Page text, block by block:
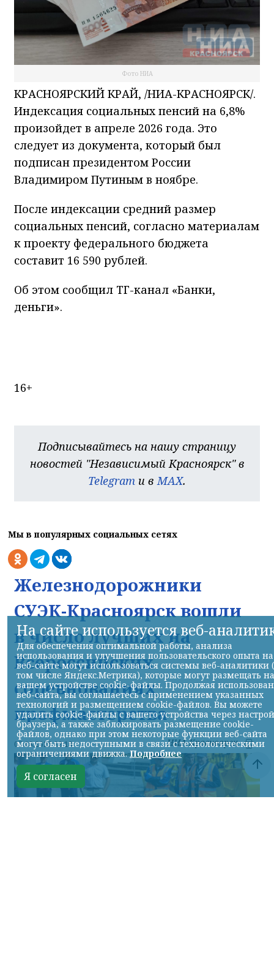
Фото НИА
КРАСНОЯРСКИЙ КРАЙ, /НИА-КРАСНОЯРСК/.
Индексация социальных пенсий на 6,8%
произойдет в апреле 2026 года. Это
следует из документа, который был
подписан президентом России
Владимиром Путиным в ноябре.
После индексации средний размер
социальных пенсий, согласно материалам
к проекту федерального бюджета
составит 16 590 рублей.
Об этом сообщил ТГ-канал «Банки,
деньги».
16+
Подписывайтесь на нашу страницу
новостей "Независимый Красноярск" в
Telegram и вMAX.
Мы в популярных социальных сетях
Железнодорожники
СУЭК-Красноярск вошли
в число лучших на
Всероссийских
соревнованиях
профмастерства
07.08.2026 22:13 НИА-Красноярск
На сайте используется веб-
Для обеспечения оптимальной работы, анализа
использования и улучшения пользовательского опыта на
веб-сайте могут использоваться системы веб-аналитики
том числе Яндекс.Метрика), которые могут размещать на
вашем устройстве cookie-файлы. Продолжая
веб-сайта, вы соглашаетесь с применением указанных
технологий и размещением cookie-файлов. Вы можете
удалить cookie-файлы с вашего устройства через
браузера, а также заблокировать размещение cookie-
файлов, однако при этом некоторые функции веб-сайта
могут быть недоступными в связи с технологическими
ограничениями движка.Подробнее
Я согласен